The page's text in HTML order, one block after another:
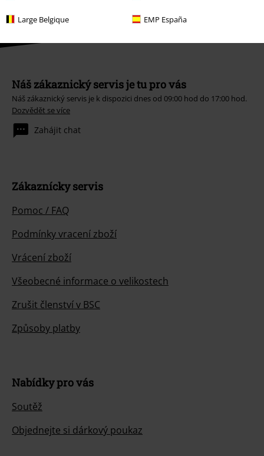
Large Belgique EMP España
Náš zákaznický servis je tu pro vás
Náš zákaznický servis je k dispozici dnes od 09:00 hod do 17:00 hod.
Dozvědět se více
Zahájit chat
Zákaznícky servis
Pomoc / FAQ
Podmínky vracení zboží
Vrácení zboží
Všeobecné informace o velikostech
Zrušit členství v BSC
Způsoby platby
Nabídky pro vás
Soutěž
Objednejte si dárkový poukaz